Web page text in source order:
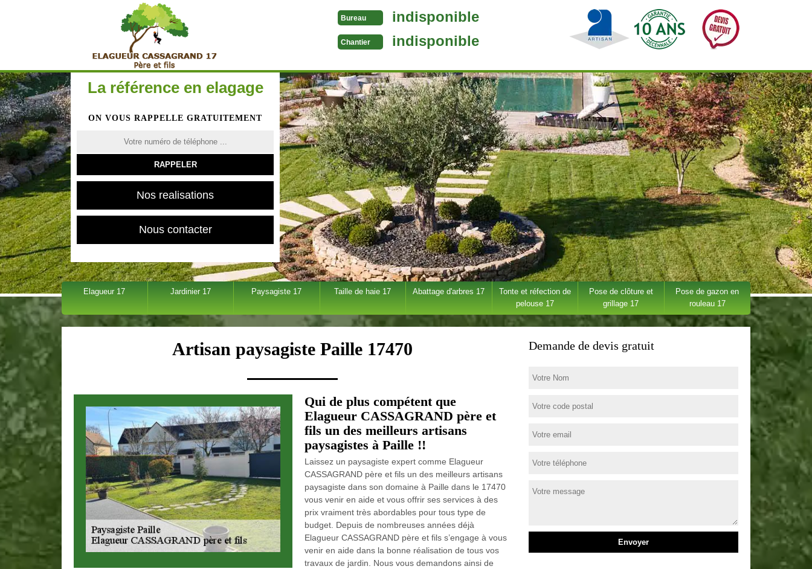
Bureau indisponible
Chantier indisponible
La référence en elagage
ON VOUS RAPPELLE GRATUITEMENT
Nos realisations
Nous contacter
Elagueur 17 Jardinier 17 Paysagiste 17 Taille de haie 17 Abattage d'arbres 17
Tonte et réfection de
pelouse 17
Pose de clôture et
grillage 17
Pose de gazon en
rouleau 17
Artisan paysagiste Paille 17470
Qui de plus compétent que
Elagueur CASSAGRAND père et
fils un des meilleurs artisans
paysagistes à Paille !!
Laissez un paysagiste expert comme Elagueur
CASSAGRAND père et fils un des meilleurs artisans
paysagiste dans son domaine à Paille dans le 17470
vous venir en aide et vous offrir ses services à des
prix vraiment très abordables pour tous type de
budget. Depuis de nombreuses années déjà
Elagueur CASSAGRAND père et fils s’engage à vous
venir en aide dans la bonne réalisation de tous vos
travaux de jardin. Nous vous demandons ainsi de
Demande de devis gratuit